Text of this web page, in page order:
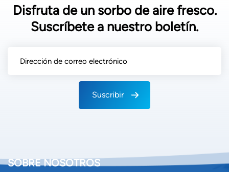
Disfruta de un sorbo de aire fresco.
Suscríbete a nuestro boletín.
Suscribir
SOBRE NOSOTROS